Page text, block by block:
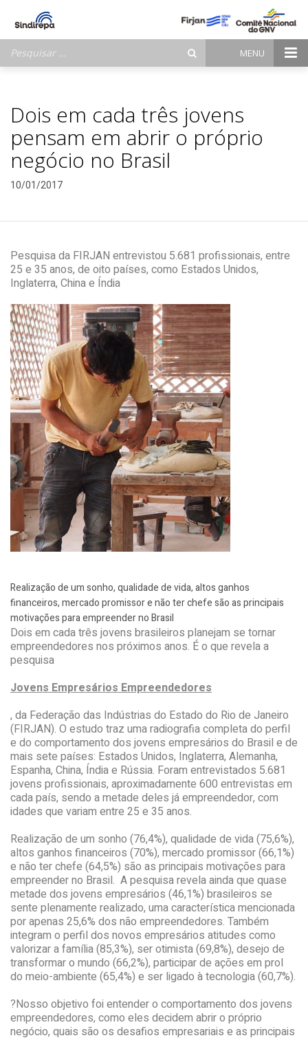
por:
MENU
Dois em cada três jovens
pensam em abrir o próprio
negócio no Brasil
10/01/2017
Pesquisa da FIRJAN entrevistou 5.681 profissionais, entre
25 e 35 anos, de oito países, como Estados Unidos,
Inglaterra, China e Índia
Realização de um sonho, qualidade de vida, altos ganhos
financeiros, mercado promissor e não ter chefe são as principais
motivações para empreender no Brasil
Dois em cada três jovens brasileiros planejam se tornar
empreendedores nos próximos anos. É o que revela a
pesquisa
Jovens Empresários Empreendedores
, da Federação das Indústrias do Estado do Rio de Janeiro
(FIRJAN). O estudo traz uma radiografia completa do perfil
e do comportamento dos jovens empresários do Brasil e de
mais sete países: Estados Unidos, Inglaterra, Alemanha,
Espanha, China, Índia e Rússia. Foram entrevistados 5.681
jovens profissionais, aproximadamente 600 entrevistas em
cada país, sendo a metade deles já empreendedor, com
idades que variam entre 25 e 35 anos.
Realização de um sonho (76,4%), qualidade de vida (75,6%),
altos ganhos financeiros (70%), mercado promissor (66,1%)
e não ter chefe (64,5%) são as principais motivações para
empreender no Brasil. A pesquisa revela ainda que quase
metade dos jovens empresários (46,1%) brasileiros se
sente plenamente realizado, uma característica mencionada
por apenas 25,6% dos não empreendedores. Também
integram o perfil dos novos empresários atitudes como
valorizar a família (85,3%), ser otimista (69,8%), desejo de
transformar o mundo (66,2%), participar de ações em prol
do meio-ambiente (65,4%) e ser ligado à tecnologia (60,7%).
?Nosso objetivo foi entender o comportamento dos jovens
empreendedores, como eles decidem abrir o próprio
negócio, quais são os desafios empresariais e as principais